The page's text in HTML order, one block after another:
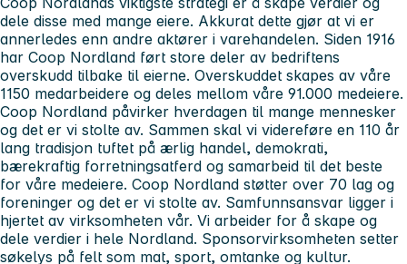
dele disse med mange eiere. Akkurat dette gjør at vi er
annerledes enn andre aktører i varehandelen. Siden 1916
har Coop Nordland ført store deler av bedriftens
overskudd tilbake til eierne. Overskuddet skapes av våre
1150 medarbeidere og deles mellom våre 91.000 medeiere.
Coop Nordland påvirker hverdagen til mange mennesker
og det er vi stolte av. Sammen skal vi videreføre en 110 år
lang tradisjon tuftet på ærlig handel, demokrati,
bærekraftig forretningsatferd og samarbeid til det beste
for våre medeiere. Coop Nordland støtter over 70 lag og
foreninger og det er vi stolte av. Samfunnsansvar ligger i
hjertet av virksomheten vår. Vi arbeider for å skape og
dele verdier i hele Nordland. Sponsorvirksomheten setter
søkelys på felt som mat, sport, omtanke og kultur.